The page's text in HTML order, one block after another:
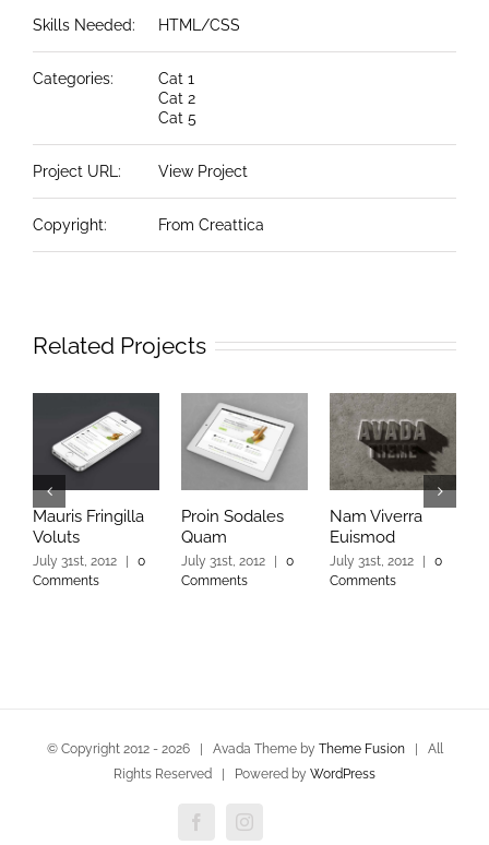
Skills Needed: HTML/CSS
Categories:
Cat 1
Cat 2
Cat 5
Project URL: View Project
Copyright: From Creattica
Related Projects
Mauris Fringilla
Voluts
July 31st, 2012 |
0
Comments
Proin Sodales
Quam
July 31st, 2012 |
0
Comments
Nam Viverra
Euismod
July 31st, 2012 |
0
Comments
© Copyright 2012 - 2026 | Avada Theme by Theme Fusion| All
Rights Reserved | Powered by WordPress
FacebookInstagram